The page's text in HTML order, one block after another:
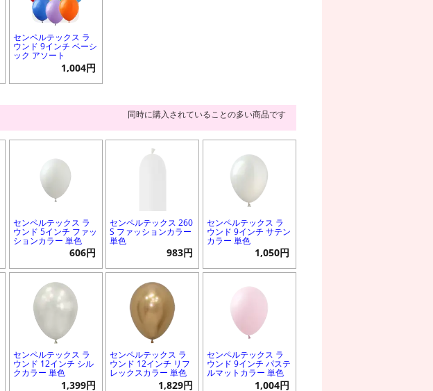
センペルテックス ラ
ウンド 9インチ ベーシ
ック アソート
1,004円
同時に購入されていることの多い商品です
センペルテックス ラ
ウンド 5インチ ファッ
ションカラー 単色
606円
センペルテックス 260
S ファッションカラー
単色
983円
センペルテックス ラ
ウンド 9インチ サテン
カラー 単色
1,050円
センペルテックス ラ
ウンド 12インチ シル
クカラー 単色
1,399円
センペルテックス ラ
ウンド 12インチ リフ
レックスカラー 単色
1,829円
センペルテックス ラ
ウンド 9インチ パステ
ルマットカラー 単色
1,004円